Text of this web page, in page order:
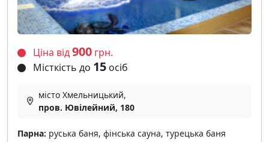
Ціна від900 грн.
Місткість до 15 осіб
місто Хмельницький,
пров. Ювілейний, 180
Парна: руська баня, фінська сауна, турецька баня